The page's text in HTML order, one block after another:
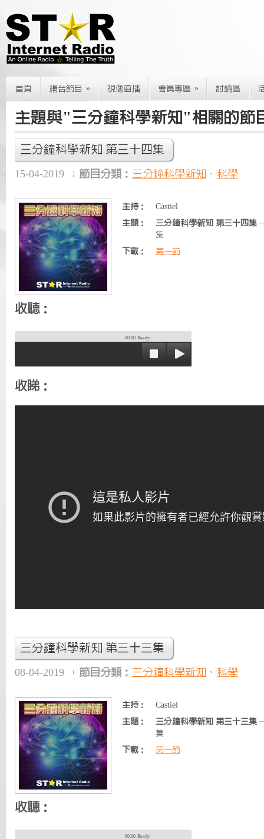
首頁 網台節目 » 視像直播 會員專區 » 討論區
主題與"三分鐘科學新知"相關的節
三分鐘科學新知 第三十四集
15-04-2019 節目分類： 三分鐘科學新知 、 科學
主持：
Castiel
主題：
三分鐘科學新知 第三十四集
集
下載：
第一節
收聽：
00:00 Ready
收睇：
三分鐘科學新知 第三十三集
08-04-2019 節目分類： 三分鐘科學新知 、 科學
主持：
Castiel
主題：
三分鐘科學新知 第三十三集
集
下載：
第一節
收聽：
00:00 Ready